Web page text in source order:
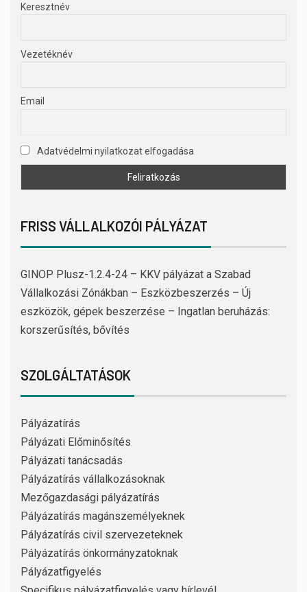
Keresztnév
Vezetéknév
Email
Adatvédelmi nyilatkozat elfogadása
FRISS VÁLLALKOZÓI PÁLYÁZAT
GINOP Plusz-1.2.4-24 – KKV pályázat a Szabad
Vállalkozási Zónákban – Eszközbeszerzés – Új
eszközök, gépek beszerzése – Ingatlan beruházás:
korszerűsítés, bővítés
SZOLGÁLTATÁSOK
Pályázatírás
Pályázati Előminősítés
Pályázati tanácsadás
Pályázatírás vállalkozásoknak
Mezőgazdasági pályázatírás
Pályázatírás magánszemélyeknek
Pályázatírás civil szervezeteknek
Pályázatírás önkormányzatoknak
Pályázatfigyelés